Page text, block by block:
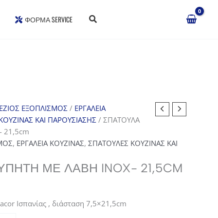
ΦΌΡΜΑ SERVICE
ΕΞΟΠΛΙΣΜΟΣ/ ΕΡΓΑΛΕΙΑ
ΚΑΙ ΠΑΡΟΥΣΙΑΣΗΣ/ ΣΠΑΤΟΥΛΑ
21,5cm
, ΕΡΓΑΛΕΙΑ ΚΟΥΖΙΝΑΣ, ΣΠΑΤΟΥΛΕΣ ΚΟΥΖΙΝΑΣ ΚΑΙ
ΜΕ ΛΑΒΗ INOX- 21,5CM
Ισπανίας , διάσταση 7,5×21,5cm